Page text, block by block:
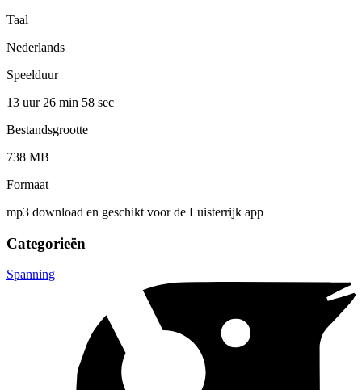
Taal
Nederlands
Speelduur
13 uur 26 min 58 sec
Bestandsgrootte
738 MB
Formaat
mp3 download en geschikt voor de Luisterrijk app
Categorieën
Spanning